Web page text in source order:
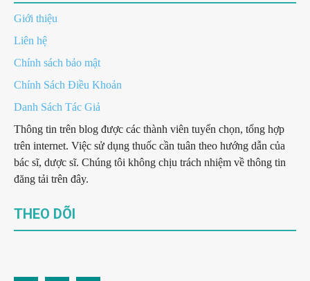
Giới thiệu
Liên hệ
Chính sách bảo mật
Chính Sách Điều Khoản
Danh Sách Tác Giả
Thông tin trên blog được các thành viên tuyển chọn, tổng hợp
trên internet. Việc sử dụng thuốc cần tuân theo hướng dẫn của
bác sĩ, dược sĩ. Chúng tôi không chịu trách nhiệm về thông tin
đăng tải trên đây.
THEO DÕI